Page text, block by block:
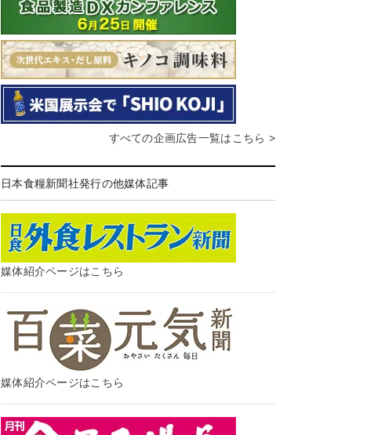
すべての企画広告一覧はこちら >
日本食糧新聞社発行の他媒体記事
媒体紹介ページはこちら
媒体紹介ページはこちら